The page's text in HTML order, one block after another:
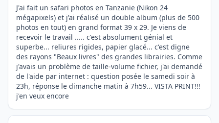
J'ai fait un safari photos en Tanzanie (Nikon 24
mégapixels) et j'ai réalisé un double album (plus de 500
photos en tout) en grand format 39 x 29. Je viens de
recevoir le travail ..... c'est absolument génial et
superbe... reliures rigides, papier glacé... c'est digne
des rayons "Beaux livres" des grandes librairies. Comme
j'avais un problème de taille-volume fichier, j'ai demandé
de l'aide par internet : question posée le samedi soir à
23h, réponse le dimanche matin à 7h59... VISTA PRINT!!!
j'en veux encore